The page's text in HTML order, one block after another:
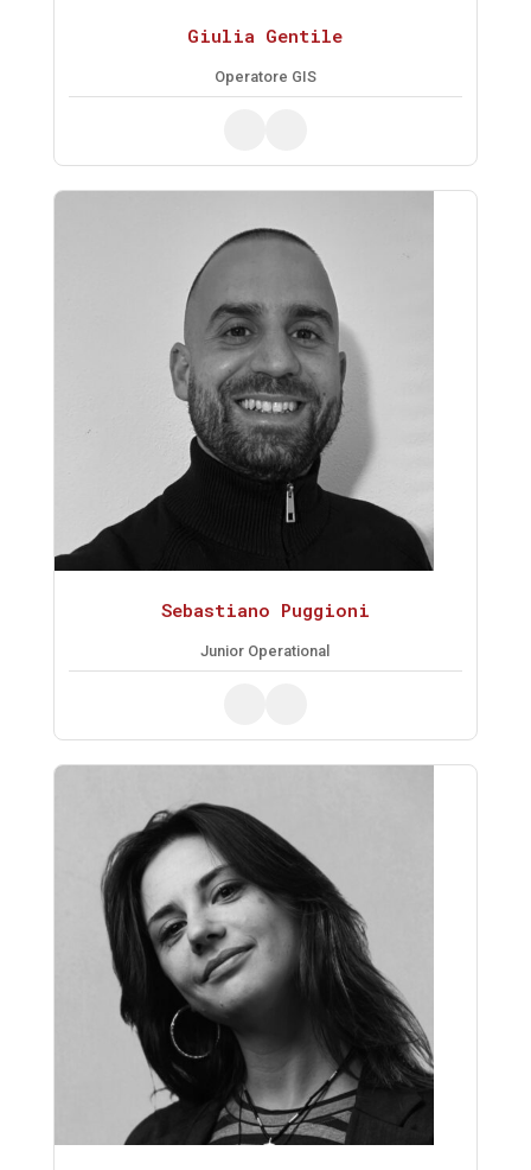
Giulia Gentile
Operatore GIS
Sebastiano Puggioni
Junior Operational